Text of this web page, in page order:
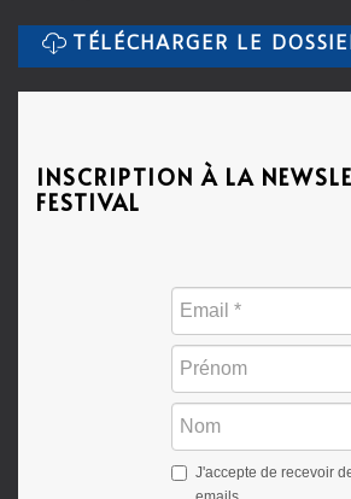
TÉLÉCHARGER LE
INSCRIPTION À LA
FESTIVAL
J'accepte de recevoir